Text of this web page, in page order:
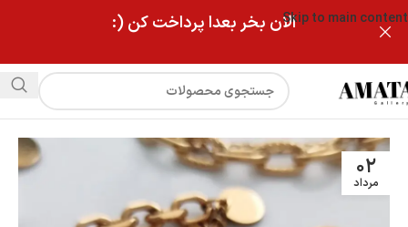
Skip to main contentالان بخر بعدا پرداخت کن (:
۰۲
مرداد